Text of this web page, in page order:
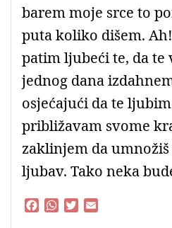
barem moje srce to
puta koliko dišem.
patim ljubeći te, da te
jednog dana
osjećajući da te
približavam svome
zaklinjem da
ljubav. Tako neka
F
W
T